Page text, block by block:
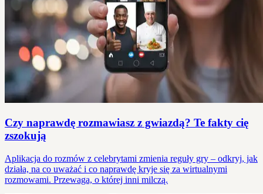
Czy naprawdę rozmawiasz z gwiazdą? Te fakty cię
zszokują
Aplikacja do rozmów z celebrytami zmienia reguły gry – odkryj, jak
działa, na co uważać i co naprawdę kryje się za wirtualnymi
rozmowami. Przewaga, o której inni milczą.